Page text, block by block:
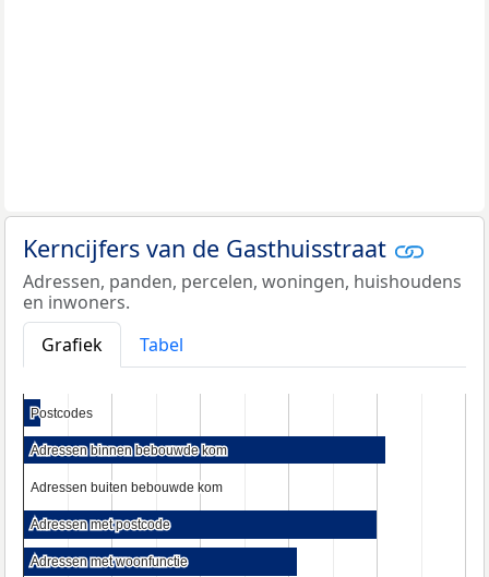
Kerncijfers van de Gasthuisstraat
Adressen, panden, percelen, woningen, huishoudens
en inwoners.
Grafiek
Tabel
Postcodes
Postcodes
Adressen binnen bebouwde kom
Adressen binnen bebouwde kom
Adressen buiten bebouwde kom
Adressen buiten bebouwde kom
Adressen met postcode
Adressen met postcode
Adressen met woonfunctie
Adressen met woonfunctie